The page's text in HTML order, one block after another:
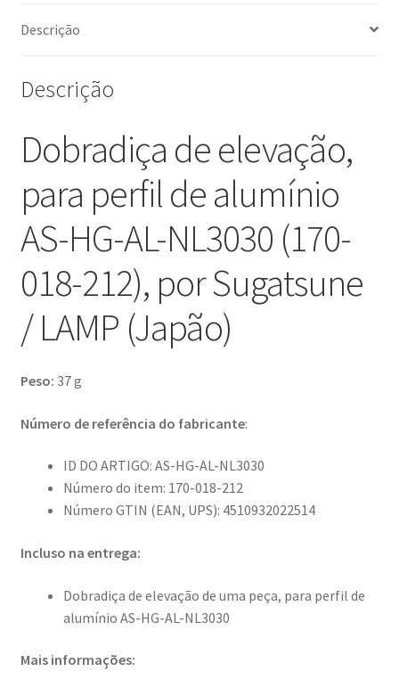
por
LAMP
Descrição
Descrição
Dobradiça de elevação,
para perfil de alumínio
AS-HG-AL-NL3030 (170-
018-212), por Sugatsune
/ LAMP (Japão)
Peso: 37 g
Número de referência do fabricante:
ID DO ARTIGO: AS-HG-AL-NL3030
Número do item: 170-018-212
Número GTIN (EAN, UPS): 4510932022514
Incluso na entrega:
Dobradiça de elevação de uma peça, para perfil de
alumínio AS-HG-AL-NL3030
Mais informações: